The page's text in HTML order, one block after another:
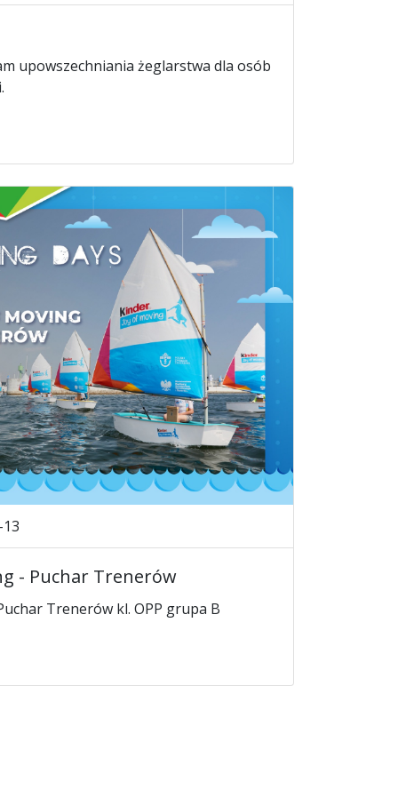
upowszechniania żeglarstwa dla osób
- Puchar Trenerów
Trenerów kl. OPP grupa B